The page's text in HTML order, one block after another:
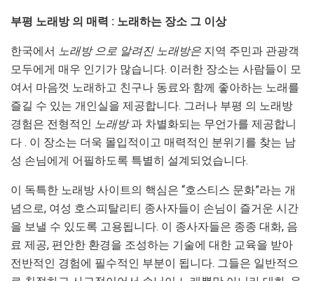
부평 노래방 의 매력 : 노래하는 장소 그 이상
한국에서 노래방 으로 알려진 노래방은 지역 주민과 관광객
모두에게 매우 인기가 많습니다. 이러한 장소는 사람들이 모
여서 마음껏 노래하고 친구나 동료와 함께 좋아하는 노래를
즐길 수 있는 개인실을 제공합니다. 그러나 부평 의 노래방
경험은 전형적인 노래방과 차별화되는 무언가를 제공합니
다 . 이 장소는 더욱 몰입적이고 매력적인 분위기를 찾는 남
성 손님에게 어필하도록 특별히 설계되었습니다.
이 독특한 노래방 사이트의 핵심은 “호스티스 문화”라는 개
념으로, 여성 호스피탈리티 종사자들이 손님이 즐거운 시간
을 보낼 수 있도록 고용됩니다. 이 종사자들은 종종 대화, 음
료 제공, 편안한 환경을 조성하는 기술에 대한 교육을 받아
전반적인 경험에 필수적인 부분이 됩니다. 그들은 일반적으